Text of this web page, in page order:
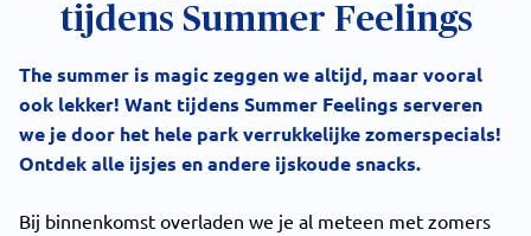
tijdens Summer Feelings
The summer is magic zeggen we altijd, maar vooral
ook lekker! Want tijdens Summer Feelings serveren
we je door het hele park verrukkelijke zomerspecials!
Ontdek alle ijsjes en andere ijskoude snacks.
Bij binnenkomst overladen we je al meteen met zomers